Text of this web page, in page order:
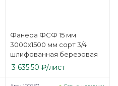
Фанера ФСФ 15 мм
3000х1500 мм сорт 3/4
шлифованная березовая
3 635.50 ₽/лист